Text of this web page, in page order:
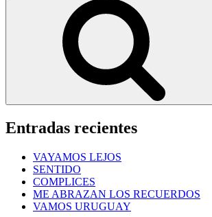
Entradas recientes
VAYAMOS LEJOS
SENTIDO
COMPLICES
ME ABRAZAN LOS RECUERDOS
VAMOS URUGUAY